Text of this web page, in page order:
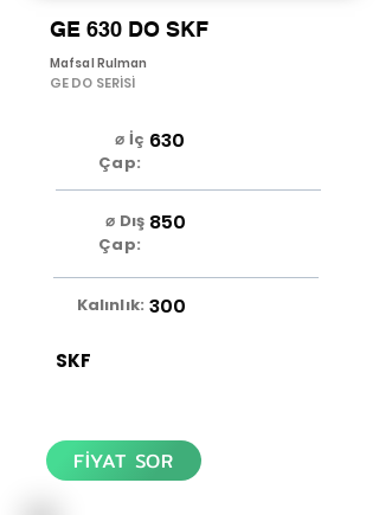
GE 630 DO SKF
Mafsal Rulman
GE DO SERİSİ
⌀ İç
Çap:
630
⌀ Dış
Çap:
850
Kalınlık: 300
SKF
FİYAT SOR